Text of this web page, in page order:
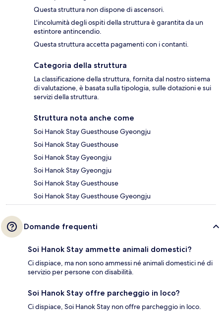
Questa struttura non dispone di ascensori.
L'incolumità degli ospiti della struttura è garantita da un
estintore antincendio.
Questa struttura accetta pagamenti con i contanti.
Categoria della struttura
La classificazione della struttura, fornita dal nostro sistema
di valutazione, è basata sulla tipologia, sulle dotazioni e sui
servizi della struttura.
Struttura nota anche come
Soi Hanok Stay Guesthouse Gyeongju
Soi Hanok Stay Guesthouse
Soi Hanok Stay Gyeongju
Soi Hanok Stay Gyeongju
Soi Hanok Stay Guesthouse
Soi Hanok Stay Guesthouse Gyeongju
Domande frequenti
Soi Hanok Stay ammette animali domestici?
Ci dispiace, ma non sono ammessi né animali domestici né di
servizio per persone con disabilità.
Soi Hanok Stay offre parcheggio in loco?
Ci dispiace, Soi Hanok Stay non offre parcheggio in loco.